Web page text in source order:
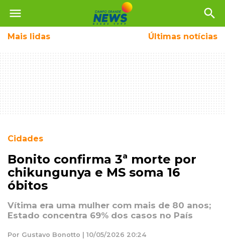
menu search
Mais lidas Últimas notícias
Cidades
Bonito confirma 3ª morte por
chikungunya e MS soma 16
óbitos
Vítima era uma mulher com mais de 80 anos;
Estado concentra 69% dos casos no País
Por Gustavo Bonotto | 10/05/2026 20:24